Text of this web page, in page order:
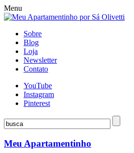
Menu
Sobre
Blog
Loja
Newsletter
Contato
YouTube
Instagram
Pinterest
Meu Apartamentinho